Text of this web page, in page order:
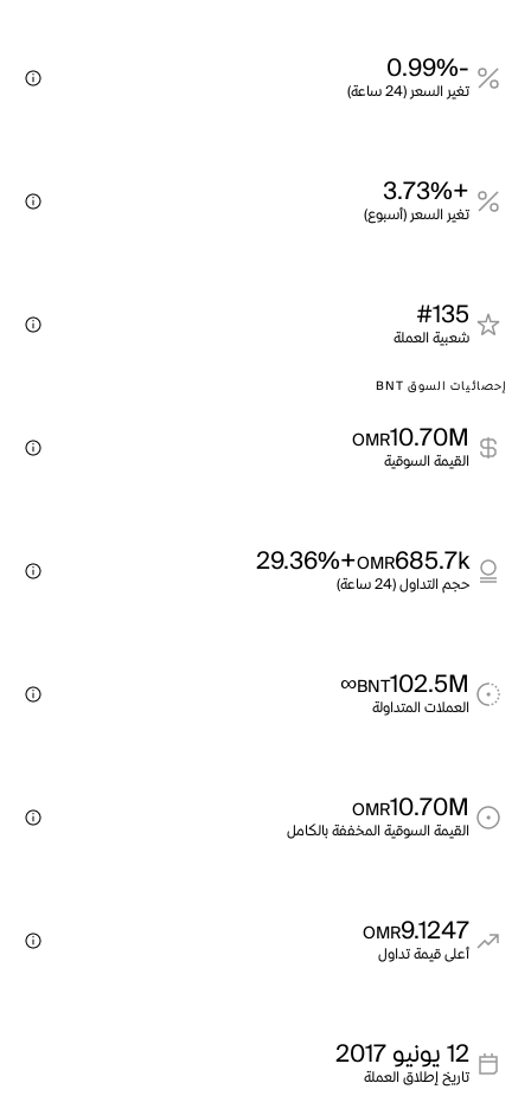
-0.99%
تغير السعر (24 ساعة)
+3.73%
تغير السعر (أسبوع)
#135
شعبية العملة
إحصائيات السوق BNT
10.70M
OMR
القيمة السوقية
685.7k
OMR
+29.36%
حجم التداول (24 ساعة)
102.5M
BNT
∞
العملات المتداولة
10.70M
OMR
القيمة السوقية المخففة بالكامل
9.1247
OMR
أعلى قيمة تداول
12 يونيو 2017
تاريخ إطلاق العملة